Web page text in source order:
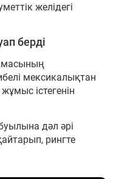
желідегі
берді
мексикалықтан
істегенін
дәл әрі
рингте